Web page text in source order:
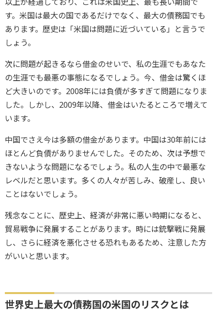
す。米国は最大の国であるだけでなく、最大の債務国でも
あります。歴史は「米国は問題に近づいている」と言うで
しょう。
次に問題が起きるなら借金のせいで、私の生涯でもあなた
の生涯でも最悪の事態になるでしょう。今、借金は驚くほ
ど大きいのです。2008年には負債が多すぎて問題になりま
した。しかし、2009年以降、借金はいたるところで増えて
います。
中国でさえ今は多額の借金があります。中国は30年前には
ほとんど負債がありませんでした。そのため、次は予想で
きないような問題になるでしょう。私の人生の中で最悪な
レベルだと思います。多くの人々が苦しみ、破産し、良い
ことはないでしょう。
残念なことに、歴史上、経済が非常に悪い時期になると、
貿易戦争に発展することがあります。時には銃撃戦に発展
し、さらに経済を悪化させる恐れもあるため、注意した方
がいいと思います。
世界史上最大の債務国の米国のリスクとは